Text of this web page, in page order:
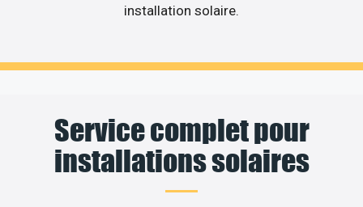
installation solaire.
Service complet pour
installations solaires